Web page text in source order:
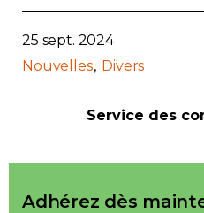
25 sept. 2024
Nouvelles Divers
Service des
Adhérez dès